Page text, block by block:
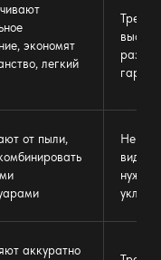
экономят
, легкий
от пыли,
Не
видно
нужно
аккуратно